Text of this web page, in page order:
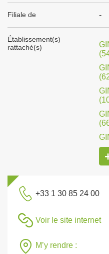
Filiale de -
Établissement(s)
rattaché(s)
+33 1 30 85 24 00
Voir le site internet
M’y rendre :